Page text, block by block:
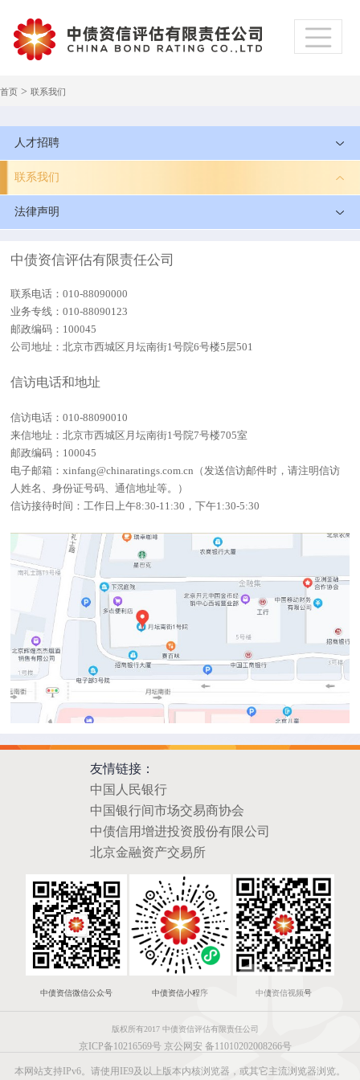
首页 > 联系我们
人才招聘
联系我们
法律声明
中债资信评估有限责任公司
联系电话：010-88090000
业务专线：010-88090123
邮政编码：100045
公司地址：北京市西城区月坛南街1号院6号楼5层501
信访电话和地址
信访电话：010-88090010
来信地址：北京市西城区月坛南街1号院7号楼705室
邮政编码：100045
电子邮箱：xinfang@chinaratings.com.cn（发送信访邮件时，请注明信访
人姓名、身份证号码、通信地址等。）
信访接待时间：工作日上午8:30-11:30，下午1:30-5:30
友情链接：
中国人民银行
中国银行间市场交易商协会
中债信用增进投资股份有限公司
北京金融资产交易所
中债资信微信公众号 中债资信小程序 中债资信视频号
版权所有2017 中债资信评估有限责任公司
京ICP备10216569号 京公网安 备11010202008266号
本网站支持IPv6。请使用IE9及以上版本内核浏览器，或其它主流浏览器浏览。